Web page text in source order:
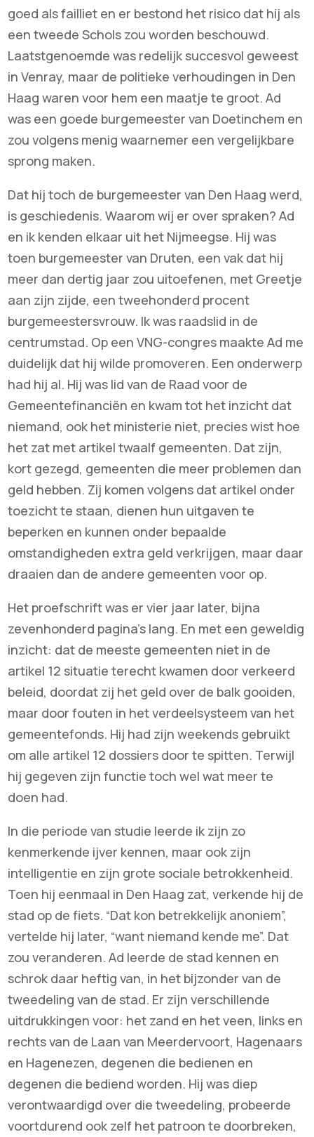
goed als failliet en er bestond het risico dat hij als
een tweede Schols zou worden beschouwd.
Laatstgenoemde was redelijk succesvol geweest
in Venray, maar de politieke verhoudingen in Den
Haag waren voor hem een maatje te groot. Ad
was een goede burgemeester van Doetinchem en
zou volgens menig waarnemer een vergelijkbare
sprong maken.
Dat hij toch de burgemeester van Den Haag werd,
is geschiedenis. Waarom wij er over spraken? Ad
en ik kenden elkaar uit het Nijmeegse. Hij was
toen burgemeester van Druten, een vak dat hij
meer dan dertig jaar zou uitoefenen, met Greetje
aan zijn zijde, een tweehonderd procent
burgemeestersvrouw. Ik was raadslid in de
centrumstad. Op een VNG-congres maakte Ad me
duidelijk dat hij wilde promoveren. Een onderwerp
had hij al. Hij was lid van de Raad voor de
Gemeentefinanciën en kwam tot het inzicht dat
niemand, ook het ministerie niet, precies wist hoe
het zat met artikel twaalf gemeenten. Dat zijn,
kort gezegd, gemeenten die meer problemen dan
geld hebben. Zij komen volgens dat artikel onder
toezicht te staan, dienen hun uitgaven te
beperken en kunnen onder bepaalde
omstandigheden extra geld verkrijgen, maar daar
draaien dan de andere gemeenten voor op.
Het proefschrift was er vier jaar later, bijna
zevenhonderd pagina’s lang. En met een geweldig
inzicht: dat de meeste gemeenten niet in de
artikel 12 situatie terecht kwamen door verkeerd
beleid, doordat zij het geld over de balk gooiden,
maar door fouten in het verdeelsysteem van het
gemeentefonds. Hij had zijn weekends gebruikt
om alle artikel 12 dossiers door te spitten. Terwijl
hij gegeven zijn functie toch wel wat meer te
doen had.
In die periode van studie leerde ik zijn zo
kenmerkende ijver kennen, maar ook zijn
intelligentie en zijn grote sociale betrokkenheid.
Toen hij eenmaal in Den Haag zat, verkende hij de
stad op de fiets. “Dat kon betrekkelijk anoniem”,
vertelde hij later, “want niemand kende me”. Dat
zou veranderen. Ad leerde de stad kennen en
schrok daar heftig van, in het bijzonder van de
tweedeling van de stad. Er zijn verschillende
uitdrukkingen voor: het zand en het veen, links en
rechts van de Laan van Meerdervoort, Hagenaars
en Hagenezen, degenen die bedienen en
degenen die bediend worden. Hij was diep
verontwaardigd over die tweedeling, probeerde
voortdurend ook zelf het patroon te doorbreken,